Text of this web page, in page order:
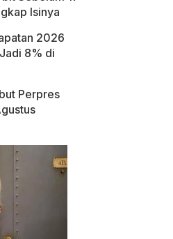
Isinya
2026
8% di
Perpres